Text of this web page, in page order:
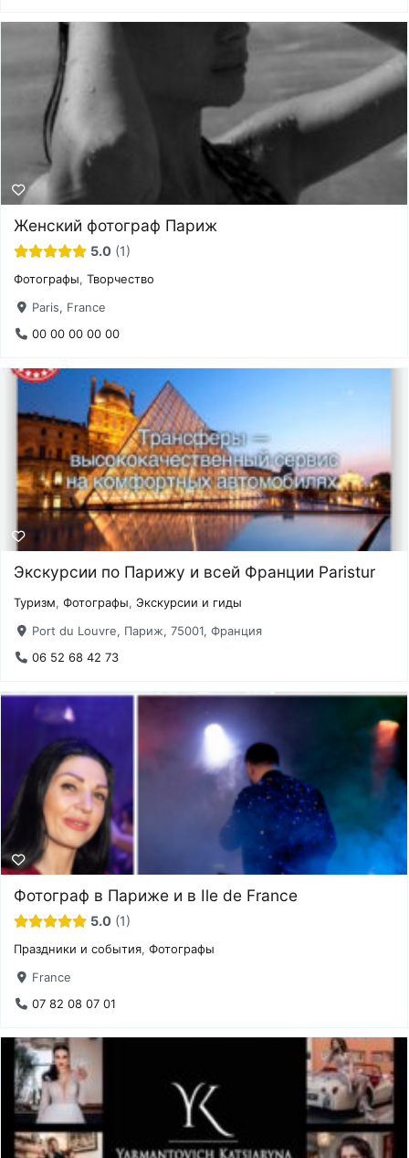
Женский фотограф Париж
5.0 1
Фотографы,Творчество
Paris, France
00 00 00 00 00
Экскурсии по Парижу и всей Франции Paristur
Туризм,Фотографы,Экскурсии и гиды
Port du Louvre, Париж, 75001, Франция
06 52 68 42 73
Фотограф в Париже и в Ile de France
5.0 1
Праздники и события,Фотографы
France
07 82 08 07 01